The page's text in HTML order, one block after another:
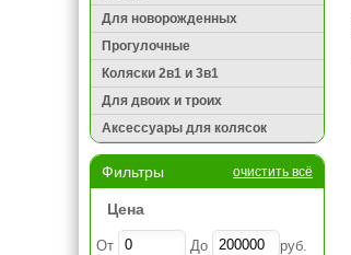
Для новорожденных
Прогулочные
Коляски 2в1 и 3в1
Для двоих и троих
Аксессуары для колясок
Фильтры очистить всё
Цена
От До руб.